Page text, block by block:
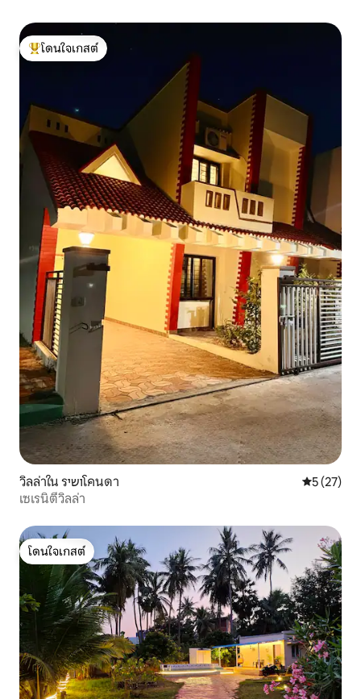
โดนใจเกสต์ที่สุด
โดนใจเกสต์
วิลล่าใน รושיโคนดา คะแนนเฉลี่
5 (27)
เซเรนิตี้วิลล่า
โดนใจเกสต์
โดนใจเกสต์